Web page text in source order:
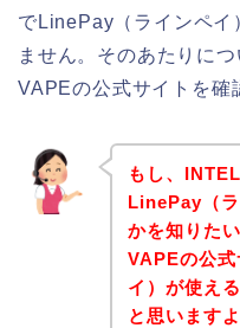
でLinePay（ラインペイ
ません。そのあたりに
VAPEの公式サイトを確
もし、
LinePay（
かを知りた
VAPEの公
イ）が使え
と思います